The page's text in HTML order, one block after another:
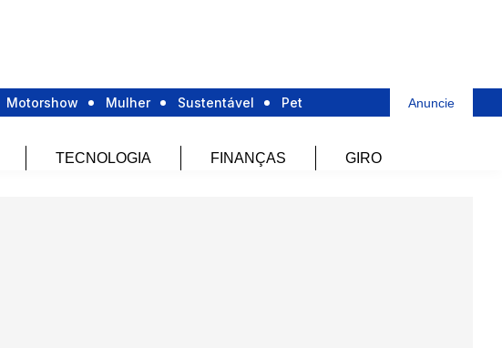
Motorshow Mulher Sustentável Pet Anuncie
TECNOLOGIA FINANÇAS GIRO